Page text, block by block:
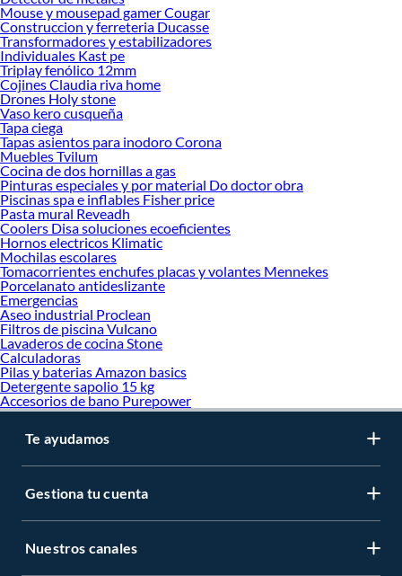
Complementa tu compra con estos productos:
Muebles de oficina
Archivadores de oficina
Locker
Mesas de reuniones
Sillas de escritorio
Silla gamer
Mouse y mousepad gamer Cougar
Construccion y ferreteria Ducasse
Transformadores y estabilizadores
Individuales Kast pe
Triplay fenólico 12mm
Cojines Claudia riva home
Drones Holy stone
Vaso kero cusqueña
Tapa ciega
Tapas asientos para inodoro Corona
Muebles Tvilum
Cocina de dos hornillas a gas
Pinturas especiales y por material Do doctor obra
Piscinas spa e inflables Fisher price
Pasta mural Reveadh
Coolers Disa soluciones ecoeficientes
Hornos electricos Klimatic
Mochilas escolares
Tomacorrientes enchufes placas y volantes Mennekes
Porcelanato antideslizante
Emergencias
Aseo industrial Proclean
Filtros de piscina Vulcano
Lavaderos de cocina Stone
Calculadoras
Pilas y baterias Amazon basics
Detergente sapolio 15 kg
Accesorios de bano Purepower
Te ayudamos
Gestiona tu cuenta
Nuestros canales